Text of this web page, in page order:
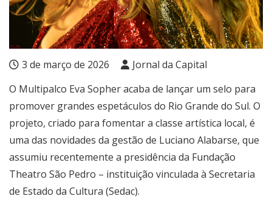
3 de março de 2026
Jornal da Capital
O Multipalco Eva Sopher acaba de lançar um selo para
promover grandes espetáculos do Rio Grande do Sul. O
projeto, criado para fomentar a classe artística local, é
uma das novidades da gestão de Luciano Alabarse, que
assumiu recentemente a presidência da Fundação
Theatro São Pedro – instituição vinculada à Secretaria
de Estado da Cultura (Sedac).